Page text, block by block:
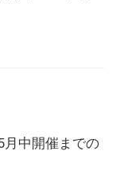
月中開催までの